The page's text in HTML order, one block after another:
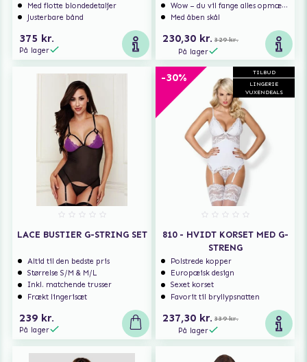
Med flotte blondedetaljer
Justerbare bånd
375 kr.
På lager
Wow – du vil fange alles opmærksomhed
Med åben skål
230,30 kr. 329 kr.
På lager
LACE BUSTIER G-STRING SET
Altid til den bedste pris
Størrelse S/M & M/L
Inkl. matchende trusser
Frækt lingerisæt
239 kr.
På lager
TILBUD
LINGERIE
VUXENDEALS
-30%
810 - HVIDT KORSET MED G-
STRENG
Polstrede kopper
Europæisk design
Sexet korset
Favorit til bryllypsnatten
237,30 kr. 339 kr.
På lager